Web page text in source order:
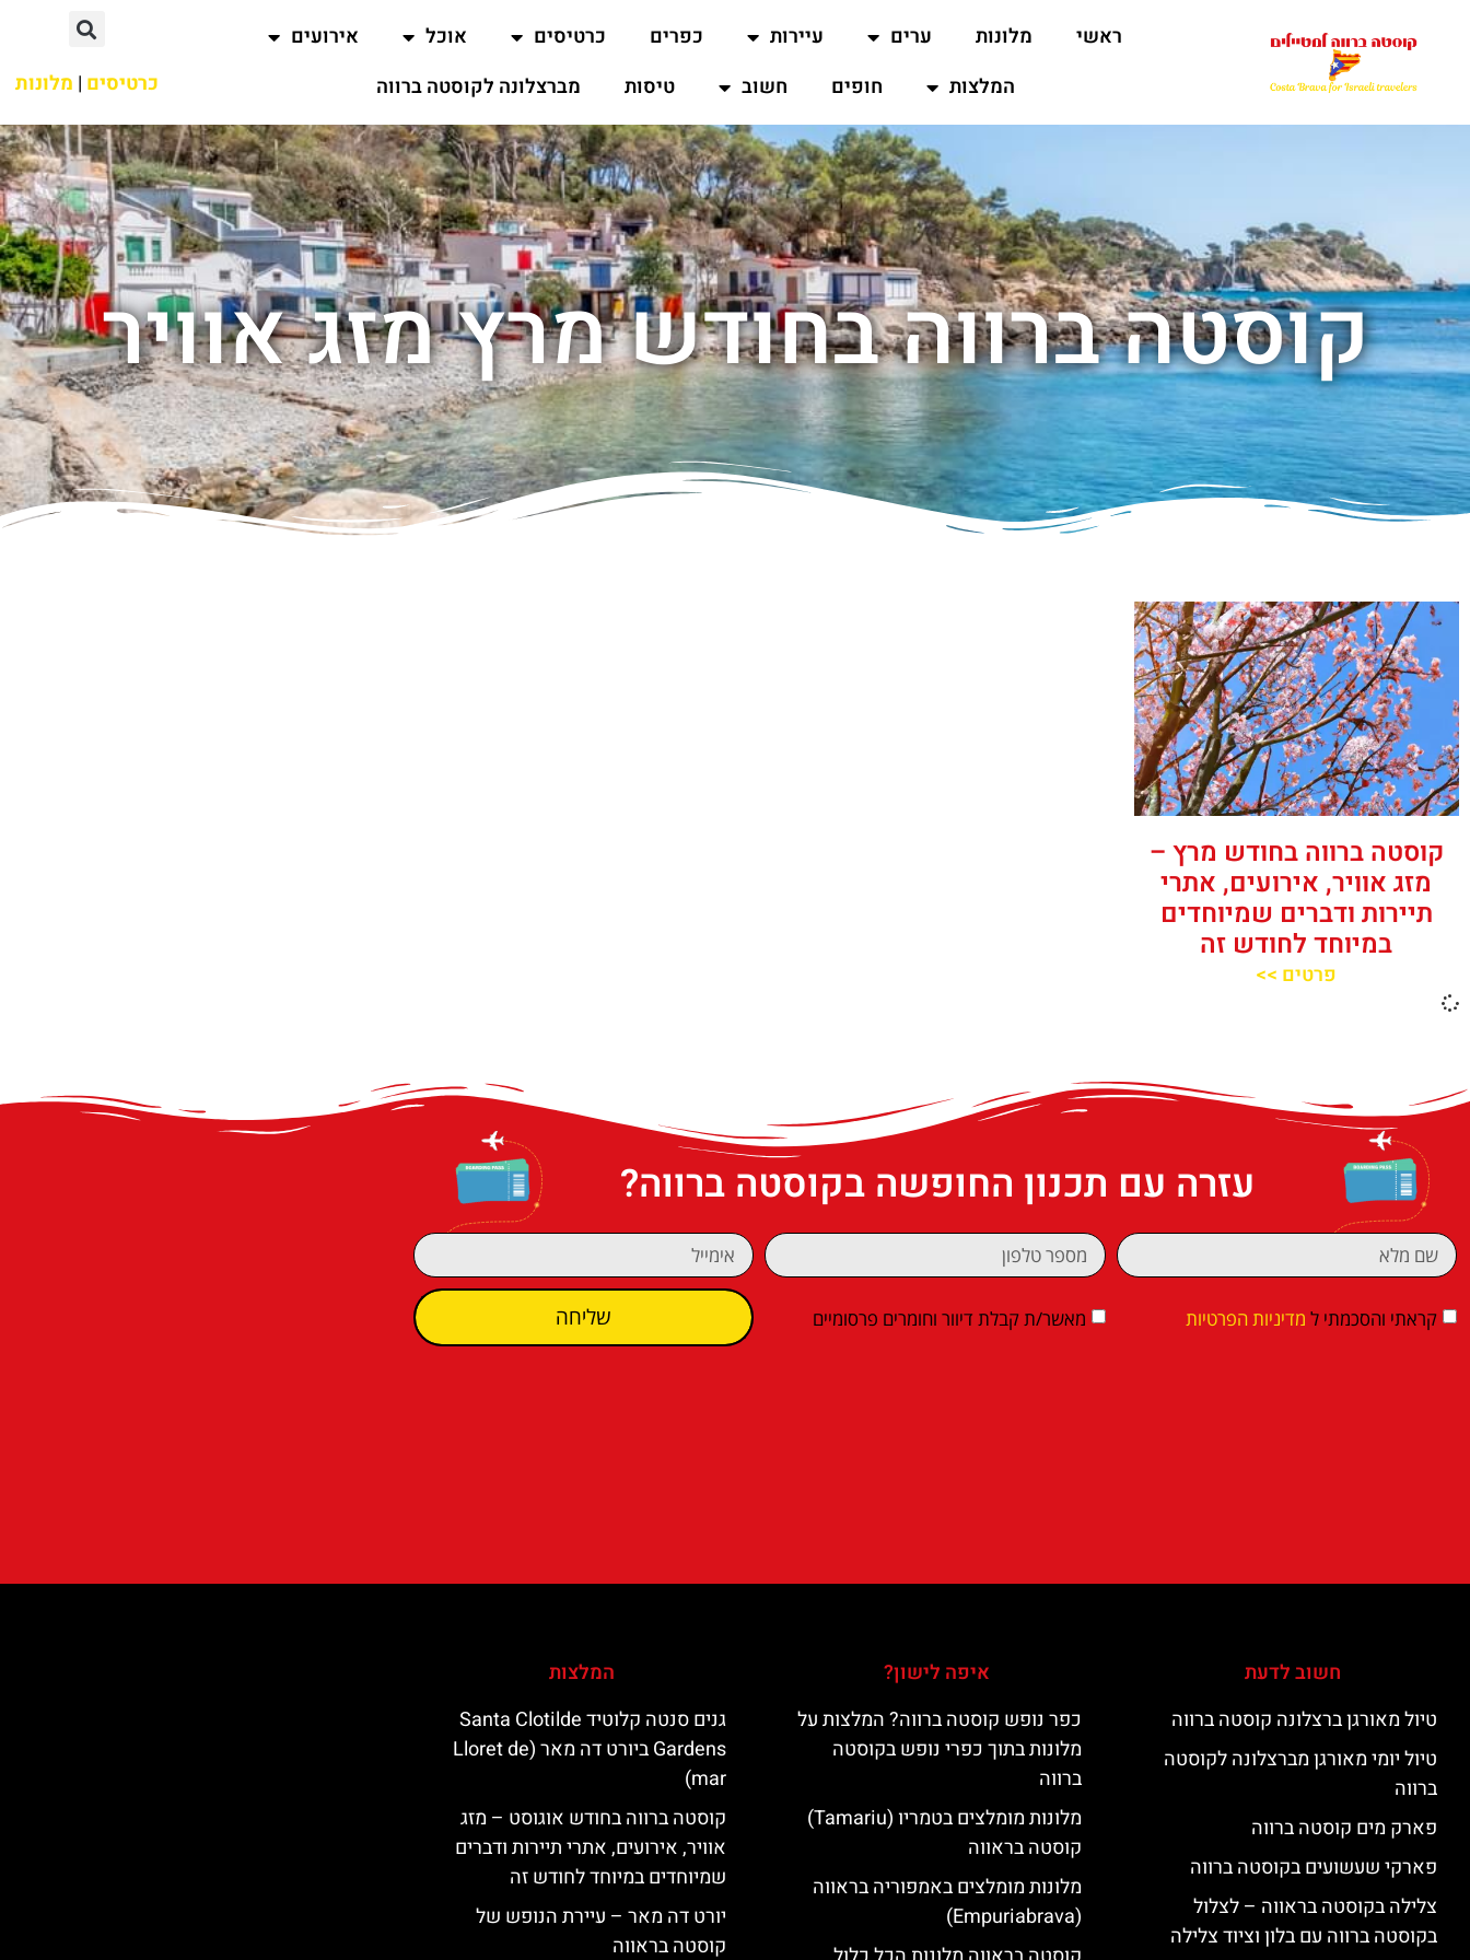
ראשי מלונות ערים עיירות כפרים כרטיסים אוכל
אירועים
המלצות
חופים חשוב טיסות מברצלונה לקוסטה ברווה כרטיסים | מלונות
קוסטה ברווה בחודש מרץ מזג אוויר
קוסטה ברווה בחודש מרץ –
מזג אוויר, אירועים, אתרי
תיירות ודברים שמיוחדים
במיוחד לחודש זה
פרטים >>
עזרה עם תכנון החופשה בקוסטה ברווה?
קראתי והסכמתי ל מדיניות הפרטיות מאשר/ת קבלת דיוור וחומרים פרסומיים שליחה
חשוב לדעת
טיול מאורגן ברצלונה קוסטה ברווה
טיול יומי מאורגן מברצלונה לקוסטה
ברווה
פארק מים קוסטה ברווה
פארקי שעשועים בקוסטה ברווה
צלילה בקוסטה בראווה – לצלול
בקוסטה ברווה עם בלון וציוד צלילה
איפה לישון?
כפר נופש קוסטה ברווה? המלצות על
מלונות בתוך כפרי נופש בקוסטה
ברווה
מלונות מומלצים בטמריו (Tamariu)
קוסטה בראווה
מלונות מומלצים באמפוריה בראווה
(Empuriabrava)
המלצות
גנים סנטה קלוטיד Santa Clotilde
Gardens ביורט דה מאר (Lloret de
mar)
קוסטה ברווה בחודש אוגוסט – מזג
אוויר, אירועים, אתרי תיירות ודברים
שמיוחדים במיוחד לחודש זה
יורט דה מאר – עיירת הנופש של
קוסטה בראווה